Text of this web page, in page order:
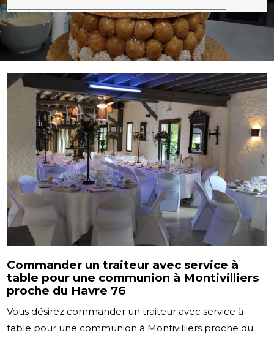
Commander un traiteur avec service à
table pour une communion à Montivilliers
proche du Havre 76
Vous désirez commander un traiteur avec service à
table pour une communion à Montivilliers proche du